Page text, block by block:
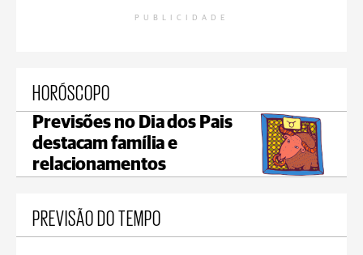
PUBLICIDADE
HORÓSCOPO
Previsões no Dia dos Pais
destacam família e
relacionamentos
PREVISÃO DO TEMPO